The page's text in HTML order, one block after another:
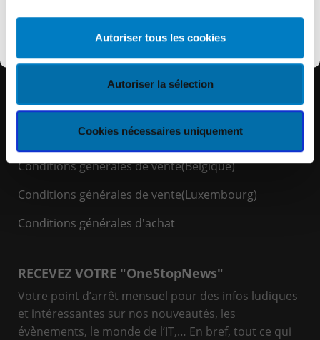
Autoriser tous les cookies
Autoriser la sélection
Cookies nécessaires uniquement
Découvrir KEYES
LIENS RAPIDES
Politique de cookies
Politique de confidentialité
Conditions générales de vente(Belgique)
Conditions générales de vente(Luxembourg)
Conditions générales d'achat
RECEVEZ VOTRE "OneStopNews"
Votre point d’arrêt mensuel pour des infos ludiques
et intéressantes sur nos nouveautés, les
évènements, le monde de l’IT,… En bref, tout ce qui